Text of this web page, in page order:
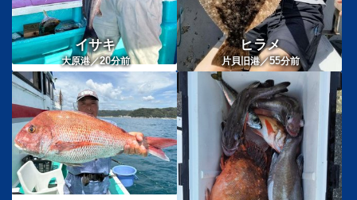
イサキ
大原港／20分前
ヒラメ
片貝旧港／55分前